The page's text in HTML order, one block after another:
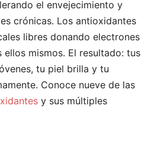
el envejecimiento y
crónicas. Los antioxidantes
libres donando electrones
ellos mismos. El resultado: tus
tu piel brilla y tu
Conoce nueve de las
y sus múltiples